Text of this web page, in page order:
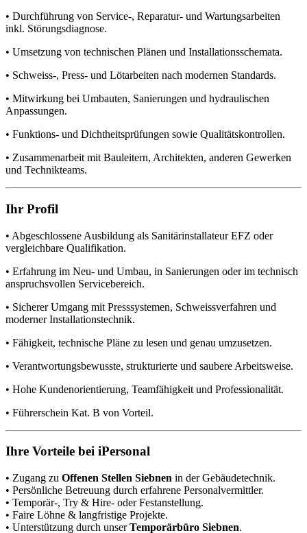
• Durchführung von Service-, Reparatur- und Wartungsarbeiten
inkl. Störungsdiagnose.
• Umsetzung von technischen Plänen und Installationsschemata.
• Schweiss-, Press- und Lötarbeiten nach modernen Standards.
• Mitwirkung bei Umbauten, Sanierungen und hydraulischen
Anpassungen.
• Funktions- und Dichtheitsprüfungen sowie Qualitätskontrollen.
• Zusammenarbeit mit Bauleitern, Architekten, anderen Gewerken
und Technikteams.
Ihr Profil
• Abgeschlossene Ausbildung als Sanitärinstallateur EFZ oder
vergleichbare Qualifikation.
• Erfahrung im Neu- und Umbau, in Sanierungen oder im technisch
anspruchsvollen Servicebereich.
• Sicherer Umgang mit Presssystemen, Schweissverfahren und
moderner Installationstechnik.
• Fähigkeit, technische Pläne zu lesen und genau umzusetzen.
• Verantwortungsbewusste, strukturierte und saubere Arbeitsweise.
• Hohe Kundenorientierung, Teamfähigkeit und Professionalität.
• Führerschein Kat. B von Vorteil.
Ihre Vorteile bei iPersonal
• Zugang zu Offenen Stellen Siebnen in der Gebäudetechnik.
• Persönliche Betreuung durch erfahrene Personalvermittler.
• Temporär-, Try & Hire- oder Festanstellung.
• Faire Löhne & langfristige Projekte.
• Unterstützung durch unserTemporärbüro Siebnen.